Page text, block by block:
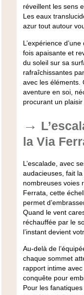
réveillent les sens
Les eaux
azur tout autour
L’expérience
fois apaisante et
du soleil sur sa
rafraîchissantes
avec les éléments.
aventure en soi,
procurant un
la Via
L’escalade, avec
audacieuses, fait
nombreuses voies
Ferrata, cette
permet
Quand le vent
réchauffée par le
l’instant devient
Au-delà de
chaque sommet
rapport intime
conquête pour
Pour les